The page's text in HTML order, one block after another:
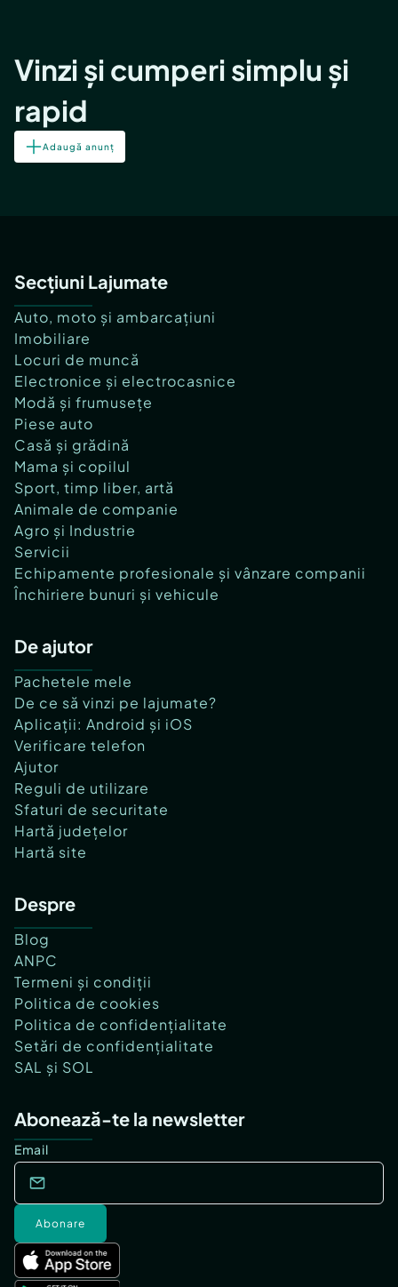
Vinzi și cumperi simplu și
rapid
Adaugă anunț
Secțiuni Lajumate
Auto, moto și ambarcațiuni
Imobiliare
Locuri de muncă
Electronice și electrocasnice
Modă și frumusețe
Piese auto
Casă și grădină
Mama și copilul
Sport, timp liber, artă
Animale de companie
Agro și Industrie
Servicii
Echipamente profesionale și vânzare companii
Închiriere bunuri și vehicule
De ajutor
Pachetele mele
De ce să vinzi pe lajumate?
Aplicații: Android și iOS
Verificare telefon
Ajutor
Reguli de utilizare
Sfaturi de securitate
Hartă județelor
Hartă site
Despre
Blog
ANPC
Termeni și condiții
Politica de cookies
Politica de confidențialitate
Setări de confidențialitate
SAL și SOL
Abonează-te la newsletter
Email
Abonare